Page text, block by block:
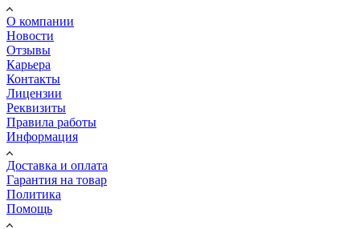
О компании
Новости
Отзывы
Карьера
Контакты
Лицензии
Реквизиты
Правила работы
Информация
Доставка и оплата
Гарантия на товар
Политика
Помощь